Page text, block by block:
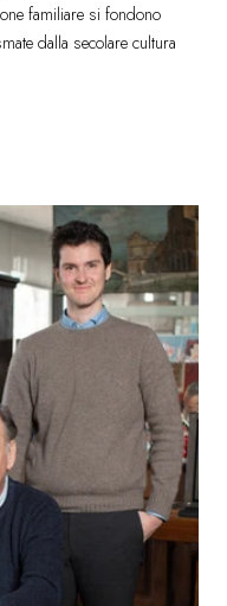
familiare si fondono
dalla secolare cultura